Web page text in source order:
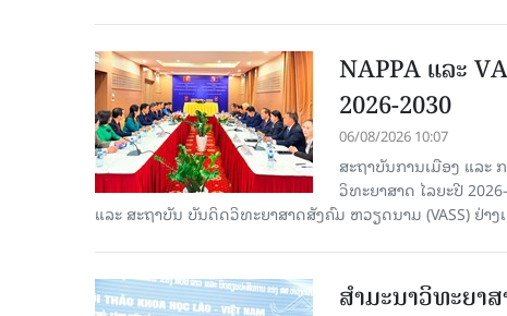
NAPPA ແລະ
2026-2030
06/08/2026 10:07
ສະຖາບັນການເມືອງ ແລ
ວິທະຍາສາດ ໄລຍະປີ
ແລະ ສະຖາບັນ ບັນດິດວິທະຍາສາດສັງຄົມ ຫວຽດນາມ (VASS) ຢ່
ສຳມະນາວິທະຍາ